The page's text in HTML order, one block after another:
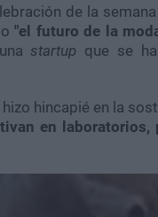
de la
"el futuro de la
startup que se
hincapié en la
en